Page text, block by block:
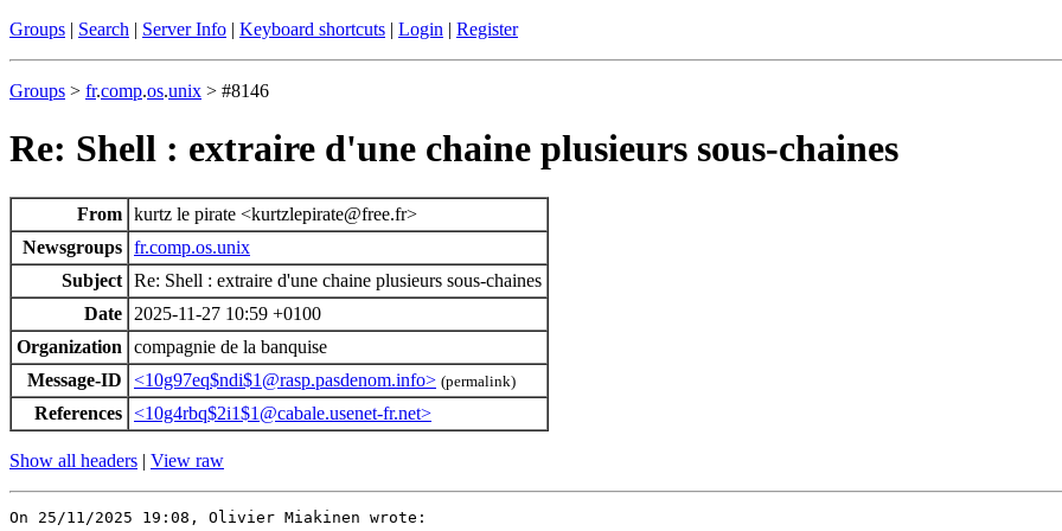
Groups | Search | Server Info | Keyboard shortcuts | Login | Register
Groups > fr.comp.os.unix > #8146
Re: Shell : extraire d'une chaine plusieurs sous-chaines
From kurtz le pirate <kurtzlepirate@free.fr>
Newsgroups fr.comp.os.unix
Subject Re: Shell : extraire d'une chaine plusieurs sous-chaines
Date
2025-11-27 10:59 +0100
Organization
compagnie de la banquise
Message-ID
<10g97eq$ndi$1@rasp.pasdenom.info> (permalink)
References <10g4rbq$2i1$1@cabale.usenet-fr.net>
Show all headers | View raw
On 25/11/2025 19:08, Olivier Miakinen wrote: